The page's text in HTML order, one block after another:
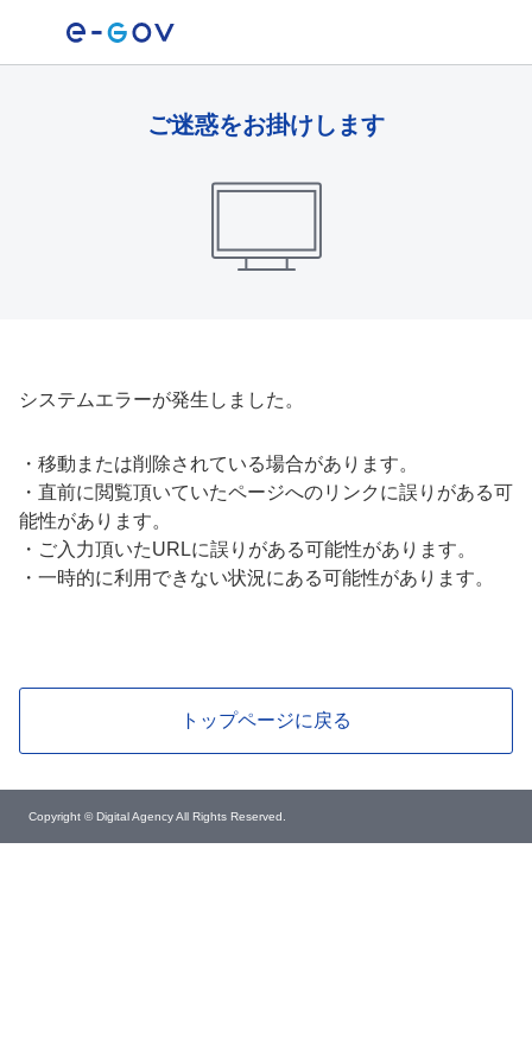
ご迷惑をお掛けします
システムエラーが発生しました。
・ 移動または削除されている場合があります。
・ 直前に閲覧頂いていたページへのリンクに誤りがある可
能性があります。
・ ご入力頂いたURLに誤りがある可能性があります。
・ 一時的に利用できない状況にある可能性があります。
トップページに戻る
Copyright © Digital Agency All Rights Reserved.